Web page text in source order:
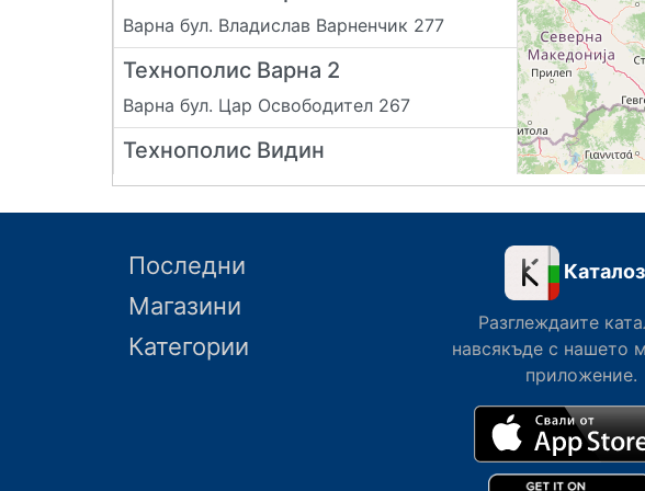
Варна бул. Владислав Варненчик 277
Технополис Варна 2
Варна бул. Цар Освободител 267
Технополис Видин
Видин бул. Панония
Враца местност Егледжето (срещу Химко)
Технополис Габрово
Габрово ул. Индустриална 10
Последни
Магазини
Категории
Разглеждаите
навсякъде с нашето
приложение.